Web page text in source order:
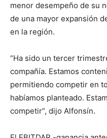
menor desempeño de su
de una mayor expansión
en la región.
“Ha sido un tercer
compañía. Estamos
permitiendo competir en
habíamos planteado.
competir”, dijo Alfonsín.